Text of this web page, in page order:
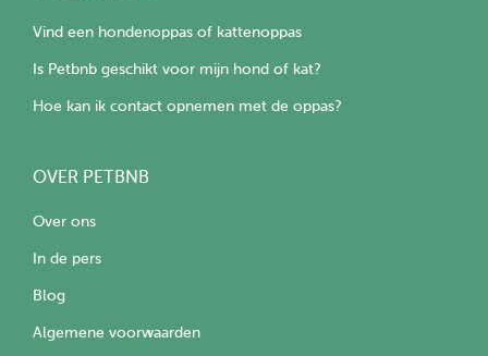
Vind een hondenoppas of kattenoppas
Is Petbnb geschikt voor mijn hond of kat?
Hoe kan ik contact opnemen met de oppas?
OVER PETBNB
Over ons
In de pers
Blog
Algemene voorwaarden